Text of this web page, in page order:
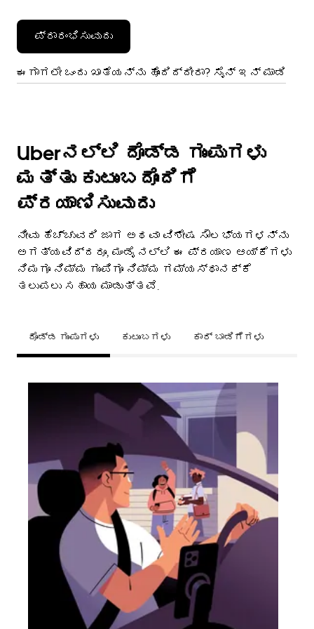
ಪ್ರಾರಂಭಿಸುವುದು
ಈಗಾಗಲೇ ಒಂದು ಖಾತೆಯನ್ನು ಹೊಂದಿದ್ದೀರಾ? ಸೈನ್ ಇನ್ ಮಾಡಿ
Uberನಲ್ಲಿ ದೊಡ್ಡ ಗುಂಪುಗಳು
ಮತ್ತು ಕುಟುಂಬದೊಂದಿಗೆ
ಪ್ರಯಾಣಿಸುವುದು
ನೀವು ಹೆಚ್ಚುವರಿ ಜಾಗ ಅಥವಾ ವಿಶೇಷ ಸೌಲಭ್ಯಗಳನ್ನು
ಅಗತ್ಯವಿದ್ದರೂ, ಮಂಡೈ ನಲ್ಲಿ ಈ ಪ್ರಯಾಣ ಆಯ್ಕೆಗಳು
ನಿಮಗೂ ನಿಮ್ಮ ಗುಂಪಿಗೂ ನಿಮ್ಮ ಗಮ್ಯಸ್ಥಾನಕ್ಕೆ
ತಲುಪಲು ಸಹಾಯ ಮಾಡುತ್ತವೆ.
ದೊಡ್ಡ ಗುಂಪುಗಳು ಕುಟುಂಬಗಳು ಕಾರ್ ಬಾಡಿಗೆಗಳು